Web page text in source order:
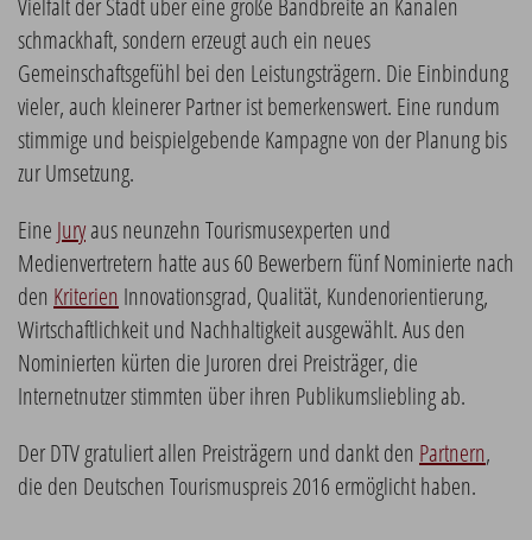
Vielfalt der Stadt über eine große Bandbreite an Kanälen
schmackhaft, sondern erzeugt auch ein neues
Gemeinschaftsgefühl bei den Leistungsträgern. Die Einbindung
vieler, auch kleinerer Partner ist bemerkenswert. Eine rundum
stimmige und beispielgebende Kampagne von der Planung bis
zur Umsetzung.
Eine Juryaus neunzehn Tourismusexperten und
Medienvertretern hatte aus 60 Bewerbern fünf Nominierte nach
den Kriterien Innovationsgrad, Qualität, Kundenorientierung,
Wirtschaftlichkeit und Nachhaltigkeit ausgewählt. Aus den
Nominierten kürten die Juroren drei Preisträger, die
Internetnutzer stimmten über ihren Publikumsliebling ab.
Der DTV gratuliert allen Preisträgern und dankt den Partnern,
die den Deutschen Tourismuspreis 2016 ermöglicht haben.